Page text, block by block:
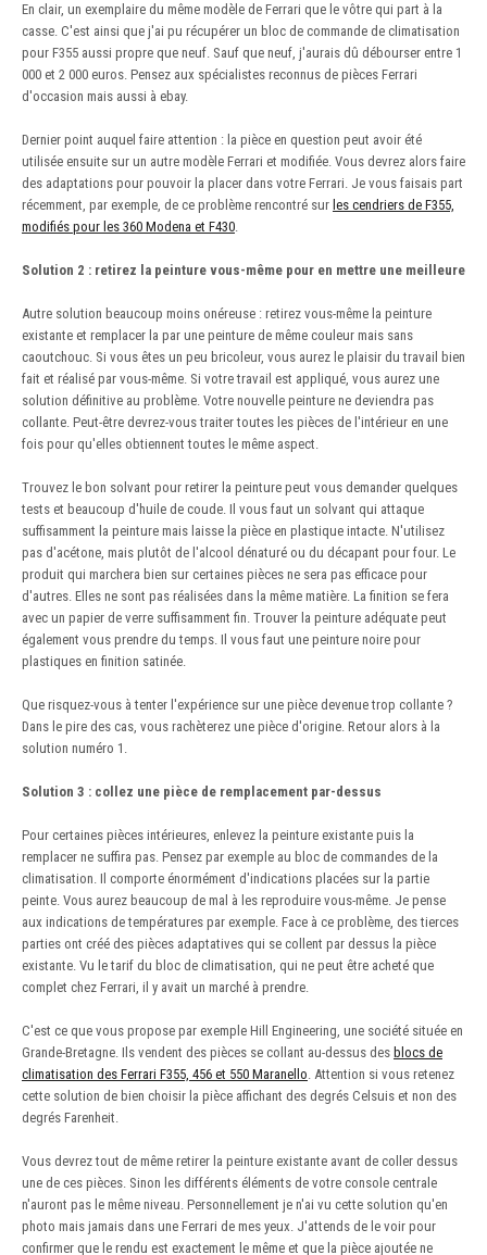
En clair, un exemplaire du même modèle de Ferrari que le vôtre qui part à la
casse. C'est ainsi que j'ai pu récupérer un bloc de commande de climatisation
pour F355 aussi propre que neuf. Sauf que neuf, j'aurais dû débourser entre 1
000 et 2 000 euros. Pensez aux spécialistes reconnus de pièces Ferrari
d'occasion mais aussi à ebay.
Dernier point auquel faire attention : la pièce en question peut avoir été
utilisée ensuite sur un autre modèle Ferrari et modifiée. Vous devrez alors faire
des adaptations pour pouvoir la placer dans votre Ferrari. Je vous faisais part
récemment, par exemple, de ce problème rencontré sur les cendriers de F355,
modifiés pour les 360 Modena et F430.
Solution 2 : retirez la peinture vous-même pour en mettre une meilleure
Autre solution beaucoup moins onéreuse : retirez vous-même la peinture
existante et remplacer la par une peinture de même couleur mais sans
caoutchouc. Si vous êtes un peu bricoleur, vous aurez le plaisir du travail bien
fait et réalisé par vous-même. Si votre travail est appliqué, vous aurez une
solution définitive au problème. Votre nouvelle peinture ne deviendra pas
collante. Peut-être devrez-vous traiter toutes les pièces de l'intérieur en une
fois pour qu'elles obtiennent toutes le même aspect.
Trouvez le bon solvant pour retirer la peinture peut vous demander quelques
tests et beaucoup d'huile de coude. Il vous faut un solvant qui attaque
suffisamment la peinture mais laisse la pièce en plastique intacte. N'utilisez
pas d'acétone, mais plutôt de l'alcool dénaturé ou du décapant pour four. Le
produit qui marchera bien sur certaines pièces ne sera pas efficace pour
d'autres. Elles ne sont pas réalisées dans la même matière. La finition se fera
avec un papier de verre suffisamment fin. Trouver la peinture adéquate peut
également vous prendre du temps. Il vous faut une peinture noire pour
plastiques en finition satinée.
Que risquez-vous à tenter l'expérience sur une pièce devenue trop collante ?
Dans le pire des cas, vous rachèterez une pièce d'origine. Retour alors à la
solution numéro 1.
Solution 3 : collez une pièce de remplacement par-dessus
Pour certaines pièces intérieures, enlevez la peinture existante puis la
remplacer ne suffira pas. Pensez par exemple au bloc de commandes de la
climatisation. Il comporte énormément d'indications placées sur la partie
peinte. Vous aurez beaucoup de mal à les reproduire vous-même. Je pense
aux indications de températures par exemple. Face à ce problème, des tierces
parties ont créé des pièces adaptatives qui se collent par dessus la pièce
existante. Vu le tarif du bloc de climatisation, qui ne peut être acheté que
complet chez Ferrari, il y avait un marché à prendre.
C'est ce que vous propose par exemple Hill Engineering, une société située en
Grande-Bretagne. Ils vendent des pièces se collant au-dessus des blocs de
climatisation des Ferrari F355, 456 et 550 Maranello. Attention si vous retenez
cette solution de bien choisir la pièce affichant des degrés Celsuis et non des
degrés Farenheit.
Vous devrez tout de même retirer la peinture existante avant de coller dessus
une de ces pièces. Sinon les différents éléments de votre console centrale
n'auront pas le même niveau. Personnellement je n'ai vu cette solution qu'en
photo mais jamais dans une Ferrari de mes yeux. J'attends de le voir pour
confirmer que le rendu est exactement le même et que la pièce ajoutée ne